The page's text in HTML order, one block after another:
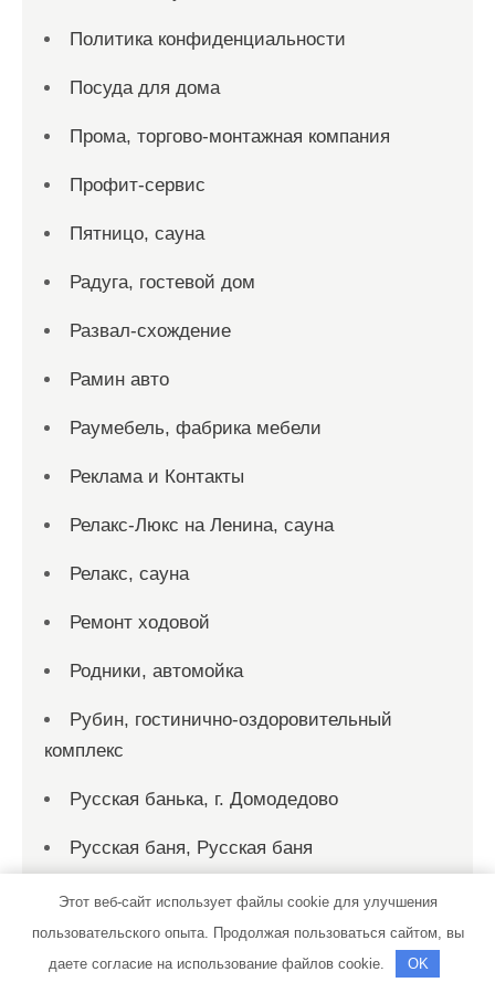
Политика конфиденциальности
Посуда для дома
Прома, торгово-монтажная компания
Профит-сервис
Пятницо, сауна
Радуга, гостевой дом
Развал-схождение
Рамин авто
Раумебель, фабрика мебели
Реклама и Контакты
Релакс-Люкс на Ленина, сауна
Релакс, сауна
Ремонт ходовой
Родники, автомойка
Рубин, гостинично-оздоровительный
комплекс
Русская банька, г. Домодедово
Русская баня, Русская баня
Русский финн, баня-сауна
Рыбка, сауна
Этот веб-сайт использует файлы cookie для улучшения
пользовательского опыта. Продолжая пользоваться сайтом, вы
даете согласие на использование файлов cookie.
OK